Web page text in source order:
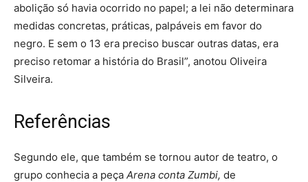
abolição só havia ocorrido no papel; a lei não determinara
medidas concretas, práticas, palpáveis em favor do
negro. E sem o 13 era preciso buscar outras datas, era
preciso retomar a história do Brasil”, anotou Oliveira
Silveira.
Referências
Segundo ele, que também se tornou autor de teatro, o
grupo conhecia a peça Arena conta Zumbi, de